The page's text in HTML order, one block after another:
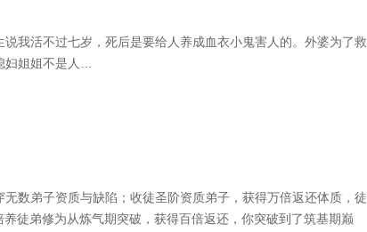
我活不过七岁，死后是要给人养成血衣小鬼害人的。外婆为了救
妇姐姐不是人…
数弟子资质与缺陷；收徒圣阶资质弟子，获得万倍返还体质，徒
徒弟修为从炼气期突破，获得百倍返还，你突破到了筑基期巅